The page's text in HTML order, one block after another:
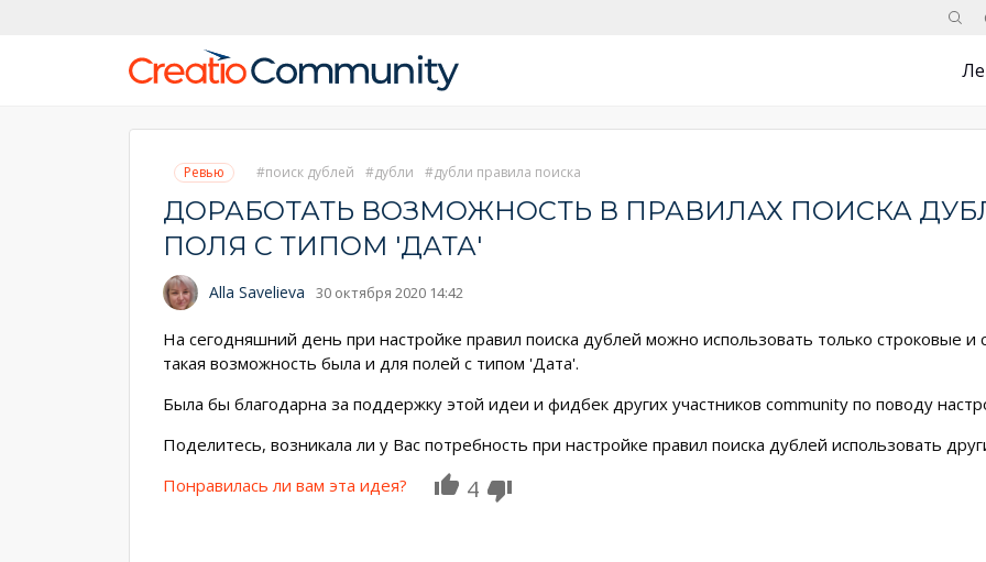
Ревью поиск дублей дубли дубли правила поиска
ДОРАБОТАТЬ ВОЗМОЖНОСТЬ В ПРАВИЛАХ ПОИСКА
ПОЛЯ С ТИПОМ 'ДАТА'
Alla Savelieva 30 октября 2020 14:42
На сегодняшний день при настройке правил поиска дублей можно использовать только строковые
такая возможность была и для полей с типом 'Дата'.
Была бы благодарна за поддержку этой идеи и фидбек других участников community по поводу
Поделитесь, возникала ли у Вас потребность при настройке правил поиска дублей использовать
Понравилась ли вам эта идея?
4